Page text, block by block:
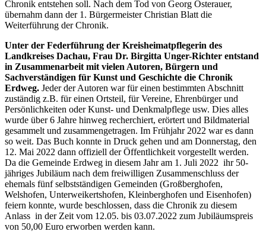
Chronik entstehen soll. Nach dem Tod von Georg Osterauer,
übernahm dann der 1. Bürgermeister Christian Blatt die
Weiterführung der Chronik.
Unter der Federführung der Kreisheimatpflegerin des
Landkreises Dachau, Frau Dr. Birgitta Unger-Richter entstand
in Zusammenarbeit mit vielen Autoren, Bürgern und
Sachverständigen für Kunst und Geschichte die Chronik
Erdweg. Jeder der Autoren war für einen bestimmten Abschnitt
zuständig z.B. für einen Ortsteil, für Vereine, Ehrenbürger und
Persönlichkeiten oder Kunst- und Denkmalpflege usw. Dies alles
wurde über 6 Jahre hinweg recherchiert, erörtert und Bildmaterial
gesammelt und zusammengetragen. Im Frühjahr 2022 war es dann
so weit. Das Buch konnte in Druck gehen und am Donnerstag, den
12. Mai 2022 dann offiziell der Öffentlichkeit vorgestellt werden.
Da die Gemeinde Erdweg in diesem Jahr am 1. Juli 2022 ihr 50-
jähriges Jubiläum nach dem freiwilligen Zusammenschluss der
ehemals fünf selbstständigen Gemeinden (Großberghofen,
Welshofen, Unterweikertshofen, Kleinberghofen und Eisenhofen)
feiern konnte, wurde beschlossen, dass die Chronik zu diesem
Anlass in der Zeit vom 12.05. bis 03.07.2022 zum Jubiläumspreis
von 50,00 Euro erworben werden kann.